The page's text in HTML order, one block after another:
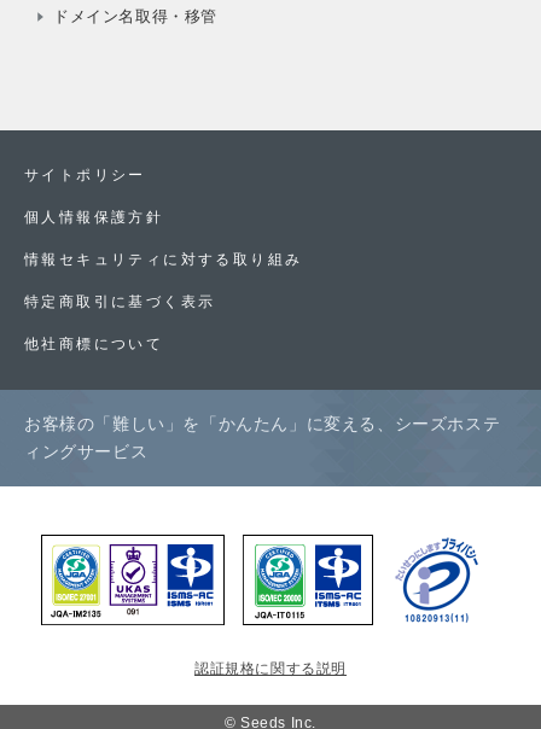
ドメイン名取得・移管
サイトポリシー
個人情報保護方針
情報セキュリティに対する取り組み
特定商取引に基づく表示
他社商標について
お客様の「難しい」を「かんたん」に変える、シーズホステ
ィングサービス
認証規格に関する説明
© Seeds Inc.